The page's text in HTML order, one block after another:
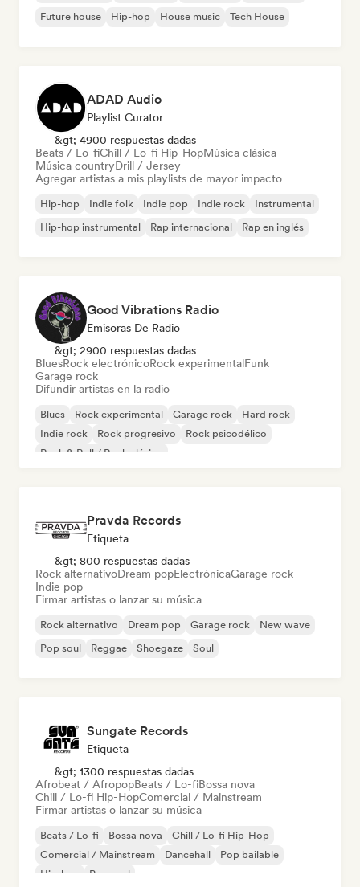
Future house
Hip-hop House music Tech House
ADAD Audio
Playlist Curator
&gt; 4900 respuestas dadas
Beats / Lo-fiChill / Lo-fi Hip-HopMúsica clásica
Música countryDrill / Jersey
Agregar artistas a mis playlists de mayor impacto
Hip-hop Indie folk Indie pop Indie rock
Instrumental
Hip-hop instrumental
Rap internacional Rap en inglés
Good Vibrations Radio
Emisoras De Radio
&gt; 2900 respuestas dadas
BluesRock electrónicoRock experimentalFunk
Garage rock
Difundir artistas en la radio
Blues Rock experimental Garage rock
Hard rock
Indie rock
Rock progresivo
Rock psicodélico
Rock & Roll / Rock clásico
Pravda Records
Etiqueta
&gt; 800 respuestas dadas
Rock alternativoDream popElectrónicaGarage rock
Indie pop
Firmar artistas o lanzar su música
Rock alternativo Dream pop Garage rock
New wave
Pop soul
Reggae Shoegaze Soul
Sungate Records
Etiqueta
&gt; 1300 respuestas dadas
Afrobeat / AfropopBeats / Lo-fiBossa nova
Chill / Lo-fi Hip-HopComercial / Mainstream
Firmar artistas o lanzar su música
Beats / Lo-fi Bossa nova
Chill / Lo-fi Hip-Hop
Comercial / Mainstream
Dancehall
Pop bailable
Hip-hop
Pop soul